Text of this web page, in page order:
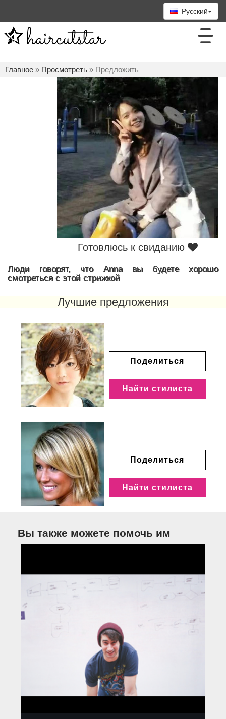
Русский
Главное » Просмотреть » Предложить
Готовлюсь к свиданию
Люди говорят, что Anna вы будете хорошо
смотреться с этой стрижкой
Лучшие предложения
Поделиться
Найти стилиста
Поделиться
Найти стилиста
Вы также можете помочь им